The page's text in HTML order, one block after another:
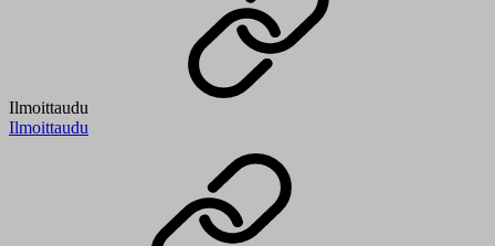
Ilmoittaudu
Ilmoittaudu